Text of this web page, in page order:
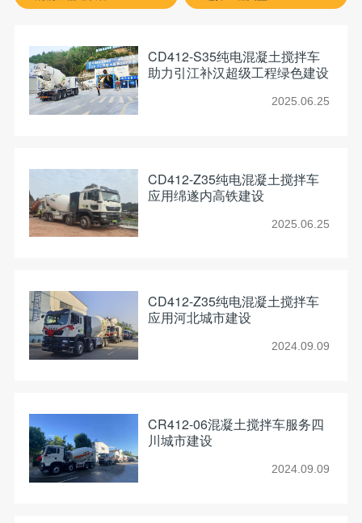
CD412-S35纯电混凝土搅拌车
助力引江补汉超级工程绿色建设
2025.06.25
CD412-Z35纯电混凝土搅拌车
应用绵遂内高铁建设
2025.06.25
CD412-Z35纯电混凝土搅拌车
应用河北城市建设
2024.09.09
CR412-06混凝土搅拌车服务四
川城市建设
2024.09.09